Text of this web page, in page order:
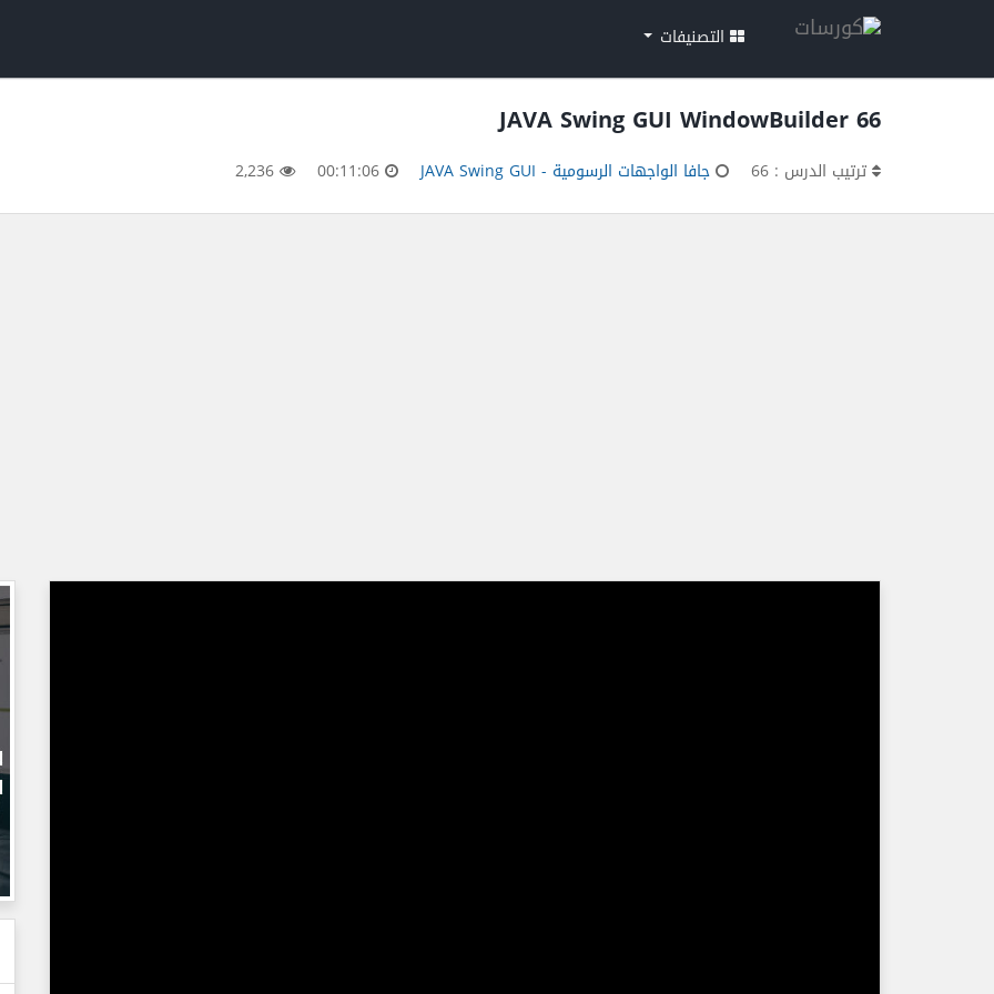
التصنيفات
66 JAVA Swing GUI WindowBuilder
ترتيب الدرس : 66 جافا الواجهات الرسومية - JAVA Swing GUI